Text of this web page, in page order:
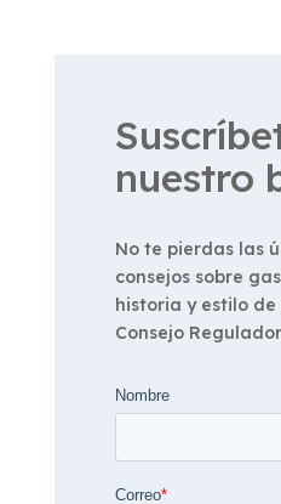
nuestro
No te pierdas las
consejos sobre
historia y estilo de
Consejo